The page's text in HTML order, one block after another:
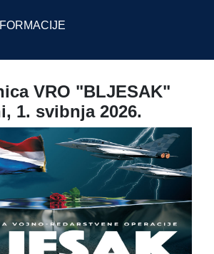
VRO "BLJESAK"
1. svibnja 2026.